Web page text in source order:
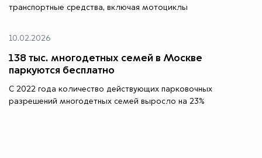
транспортные средства, включая мотоциклы
10.02.2026
138 тыс. многодетных семей в Москве
паркуются бесплатно
С 2022 года количество действующих парковочных
разрешений многодетных семей выросло на 23%